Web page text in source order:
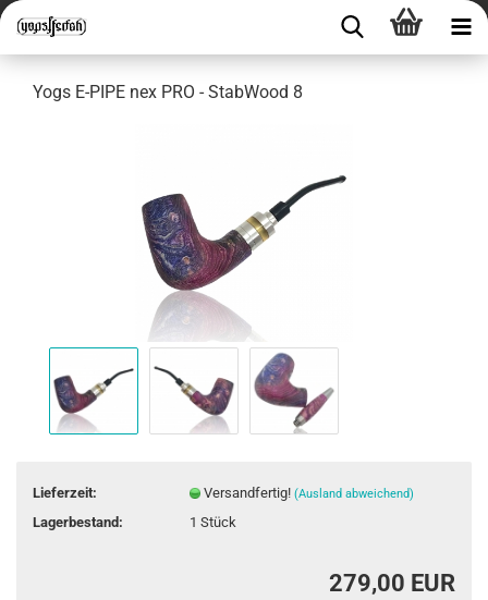
Yogs E-PIPE nex PRO - StabWood 8
Lieferzeit: Versandfertig!(Ausland abweichend)
Lagerbestand: 1Stück
279,00 EUR